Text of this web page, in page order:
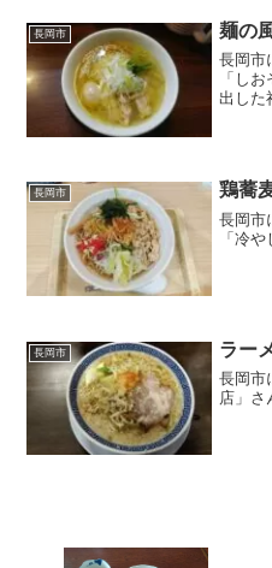
長岡市 麺の
長岡市
「し
出した
長岡市 鶏蕎
長岡市
「冷
長岡市 ラー
長岡市
店」さ